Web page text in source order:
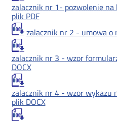
zalacznik nr 1- pozwolenie
plik PDF
zalacznik nr 2 - umowa o
zalacznik nr 3 - wzor
DOCX
zalacznik nr 4 - wzor wykazu
plik DOCX